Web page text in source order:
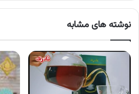
نوشته های مشابه